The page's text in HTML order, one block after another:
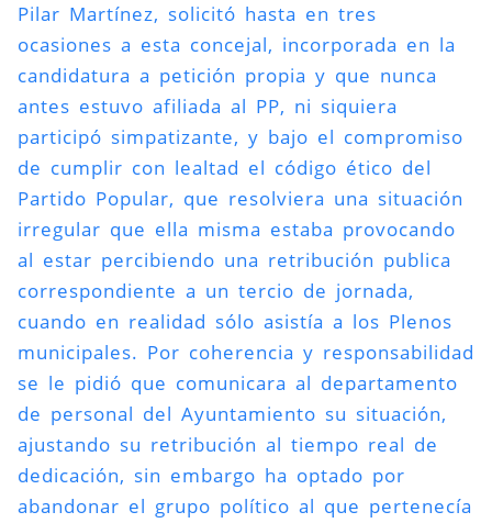
Pilar Martínez, solicitó hasta en tres
ocasiones a esta concejal, incorporada en la
candidatura a petición propia y que nunca
antes estuvo afiliada al PP, ni siquiera
participó simpatizante, y bajo el compromiso
de cumplir con lealtad el código ético del
Partido Popular, que resolviera una situación
irregular que ella misma estaba provocando
al estar percibiendo una retribución publica
correspondiente a un tercio de jornada,
cuando en realidad sólo asistía a los Plenos
municipales. Por coherencia y responsabilidad
se le pidió que comunicara al departamento
de personal del Ayuntamiento su situación,
ajustando su retribución al tiempo real de
dedicación, sin embargo ha optado por
abandonar el grupo político al que pertenecía